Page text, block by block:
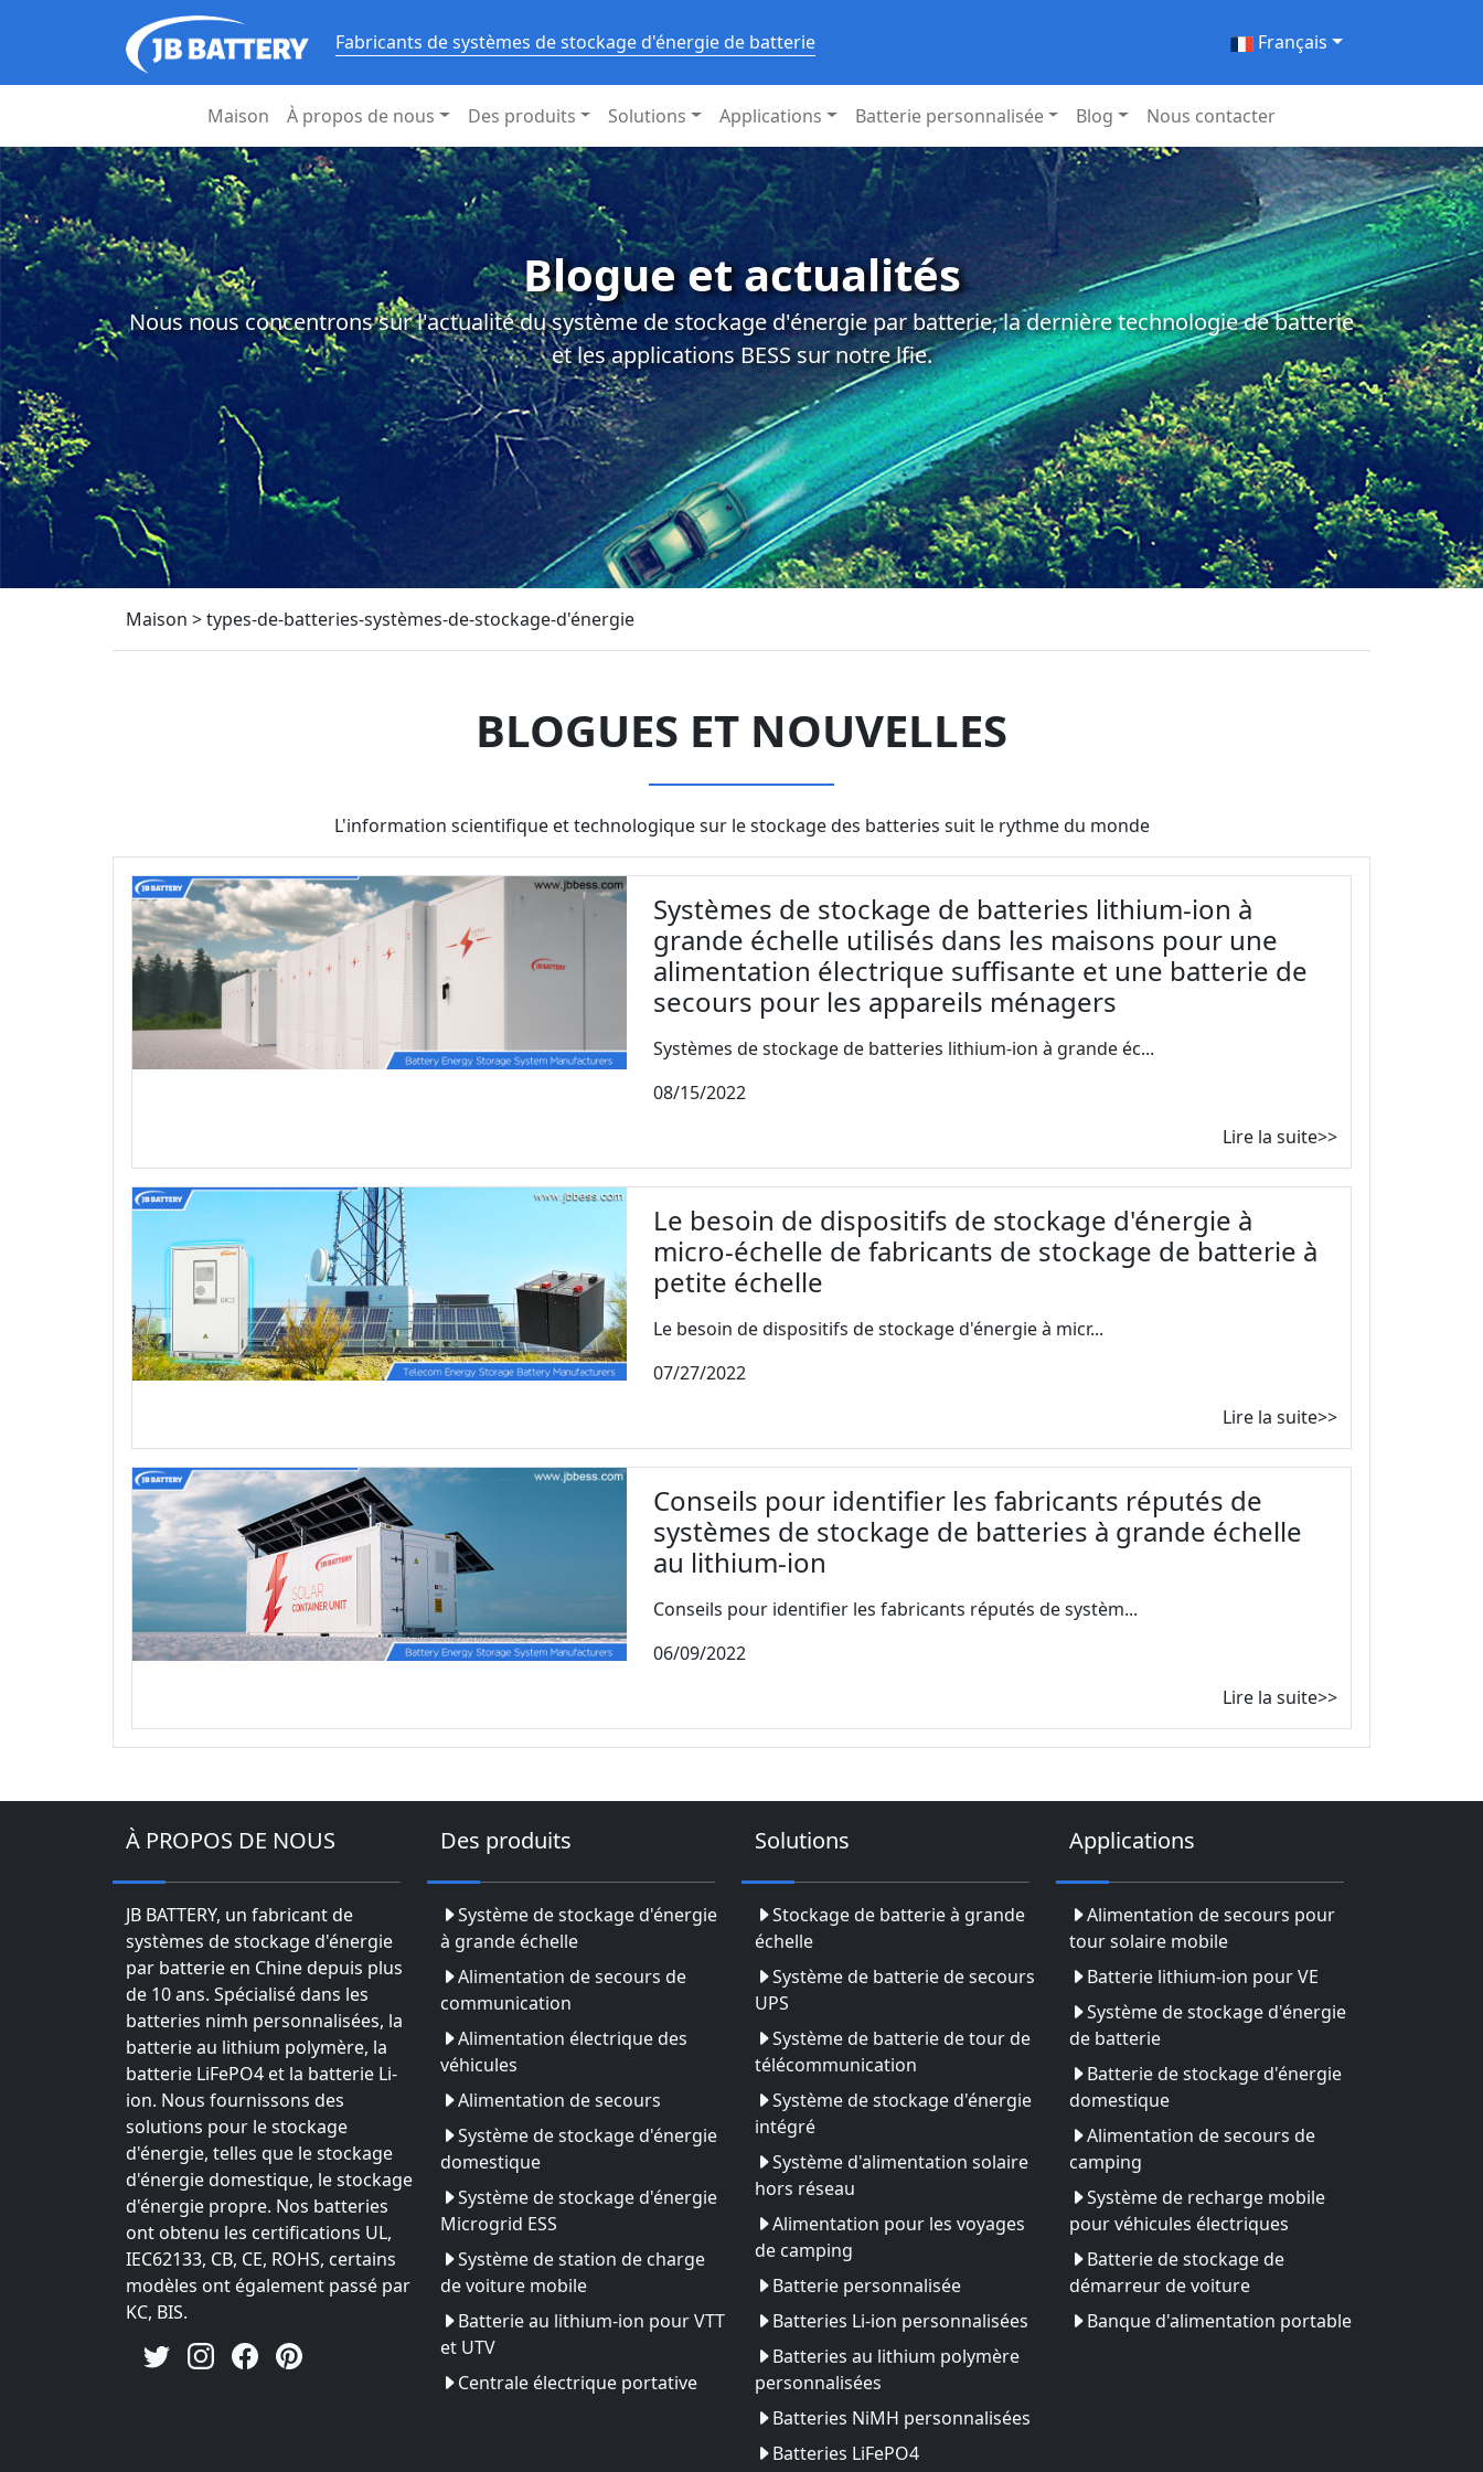
Fabricants de systèmes de stockage d'énergie de batterie Français
Maison À propos de nous Des produits Solutions Applications Batterie personnalisée Blog Nous contacter
Blogue et actualités
Nous nous concentrons sur l'actualité du système de stockage d'énergie par batterie, la dernière technologie de batterie
et les applications BESS sur notre lfie.
Maison >types-de-batteries-systèmes-de-stockage-d'énergie
BLOGUES ET NOUVELLES
L'information scientifique et technologique sur le stockage des batteries suit le rythme du monde
Systèmes de stockage de batteries lithium-ion à
grande échelle utilisés dans les maisons pour une
alimentation électrique suffisante et une batterie de
secours pour les appareils ménagers
Systèmes de stockage de batteries lithium-ion à grande éc...
08/15/2022
Lire la suite>>
Le besoin de dispositifs de stockage d'énergie à
micro-échelle de fabricants de stockage de batterie à
petite échelle
Le besoin de dispositifs de stockage d'énergie à micr...
07/27/2022
Lire la suite>>
Conseils pour identifier les fabricants réputés de
systèmes de stockage de batteries à grande échelle
au lithium-ion
Conseils pour identifier les fabricants réputés de systèm...
06/09/2022
Lire la suite>>
À PROPOS DE NOUS
JB BATTERY, un fabricant de
systèmes de stockage d'énergie
par batterie en Chine depuis plus
de 10 ans. Spécialisé dans les
batteries nimh personnalisées, la
batterie au lithium polymère, la
batterie LiFePO4 et la batterie Li-
ion. Nous fournissons des
solutions pour le stockage
d'énergie, telles que le stockage
d'énergie domestique, le stockage
d'énergie propre. Nos batteries
ont obtenu les certifications UL,
IEC62133, CB, CE, ROHS, certains
modèles ont également passé par
KC, BIS.
Des produits
Système de stockage d'énergie
à grande échelle
Alimentation de secours de
communication
Alimentation électrique des
véhicules
Alimentation de secours
Système de stockage d'énergie
domestique
Système de stockage d'énergie
Microgrid ESS
Système de station de charge
de voiture mobile
Batterie au lithium-ion pour VTT
et UTV
Centrale électrique portative
Solutions
Stockage de batterie à grande
échelle
Système de batterie de secours
UPS
Système de batterie de tour de
télécommunication
Système de stockage d'énergie
intégré
Système d'alimentation solaire
hors réseau
Alimentation pour les voyages
de camping
Batterie personnalisée
Batteries Li-ion personnalisées
Batteries au lithium polymère
personnalisées
Batteries NiMH personnalisées
Batteries LiFePO4
Applications
Alimentation de secours pour
tour solaire mobile
Batterie lithium-ion pour VE
Système de stockage d'énergie
de batterie
Batterie de stockage d'énergie
domestique
Alimentation de secours de
camping
Système de recharge mobile
pour véhicules électriques
Batterie de stockage de
démarreur de voiture
Banque d'alimentation portable